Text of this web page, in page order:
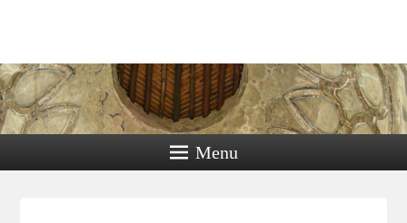
Menu